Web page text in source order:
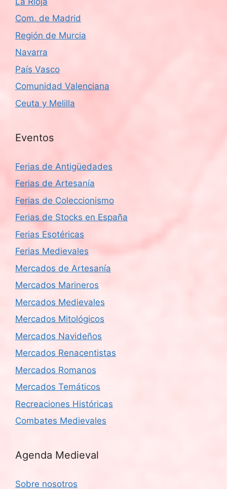
Com. de Madrid
Región de Murcia
Navarra
País Vasco
Comunidad Valenciana
Ceuta y Melilla
Eventos
Ferias de Antigüedades
Ferias de Artesanía
Ferias de Coleccionismo
Ferias de Stocks en España
Ferias Esotéricas
Ferias Medievales
Mercados de Artesanía
Mercados Marineros
Mercados Medievales
Mercados Mitológicos
Mercados Navideños
Mercados Renacentistas
Mercados Romanos
Mercados Temáticos
Recreaciones Históricas
Combates Medievales
Agenda Medieval
Sobre nosotros